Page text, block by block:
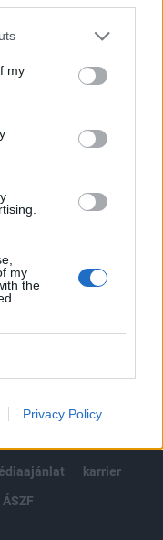
my
my
the
Privacy Policy
belüli
karrier
ÁSZF